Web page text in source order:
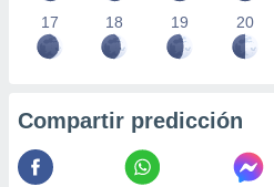
17 18 19 20
Compartir predicción